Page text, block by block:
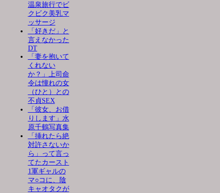
温泉旅行でビ
クビク美乳マ
ッサージ
「好きだ」と
言えなかった
DT
「妻を抱いて
くれない
か？」上司命
令は憧れの女
（ひと）との
不貞SEX
「彼女、お借
りします」水
原千鶴写真集
「挿れたら絶
対許さないか
ら」って言っ
てたカースト
1軍ギャルの
マ○コに、陰
キャオタクが